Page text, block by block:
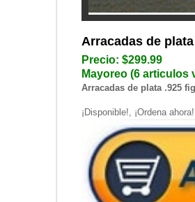
Arracadas de
Precio: $299.99
Mayoreo (6 articulos
Arracadas de plata .925
¡Disponible!, ¡Ordena ahora!